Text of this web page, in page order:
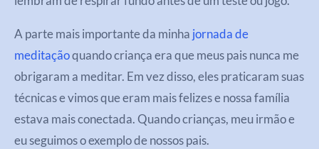
A parte mais importante da minha jornada de
meditaçãoquando criança era que meus pais nunca me
obrigaram a meditar. Em vez disso, eles praticaram suas
técnicas e vimos que eram mais felizes e nossa família
estava mais conectada. Quando crianças, meu irmão e
eu seguimos o exemplo de nossos pais.